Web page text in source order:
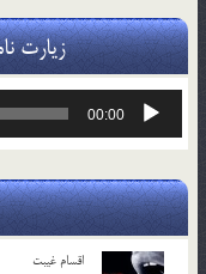
زیارت
پخش‌کننده
00:00
اقسام غيبت